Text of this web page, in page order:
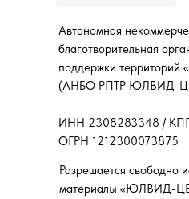
Разрешается свободно
материалы «ЮЛВИД-
Автономная
благотворительная
поддержки
(АНБО РПТР ЮЛВИД-
ИНН 2308283348 /
ОГРН 1212300073875